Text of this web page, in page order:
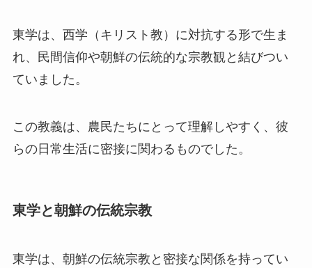
東学は、西学（キリスト教）に対抗する形で生ま
れ、民間信仰や朝鮮の伝統的な宗教観と結びつい
ていました。
この教義は、農民たちにとって理解しやすく、彼
らの日常生活に密接に関わるものでした。
東学と朝鮮の伝統宗教
東学は、朝鮮の伝統宗教と密接な関係を持ってい